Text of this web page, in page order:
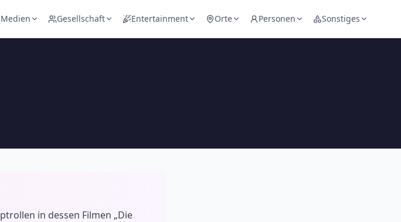
Medien Gesellschaft Entertainment Orte Personen Sonstiges
in dessen Filmen „Die